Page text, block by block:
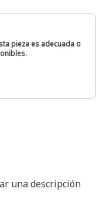
pieza es adecuada o
una descripción